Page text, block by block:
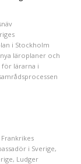
i Stockholm
läroplaner och
för lärarna i
i Sverige,
Ludger